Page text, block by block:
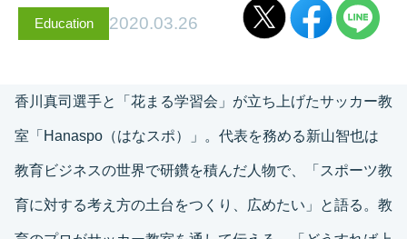
Education 2020.03.26
香川真司選手と「花まる学習会」が立ち上げたサッカー教
室「Hanaspo（はなスポ）」。代表を務める新山智也は
教育ビジネスの世界で研鑽を積んだ人物で、「スポーツ教
育に対する考え方の土台をつくり、広めたい」と語る。教